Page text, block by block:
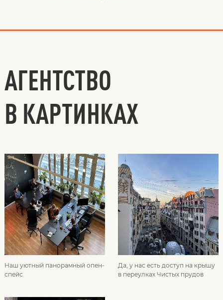
АГЕНТСТВО
В КАРТИНКАХ
Наш уютный панорамный опен-
спейс
Да, у нас есть доступ на крышу
в переулках Чистых прудов